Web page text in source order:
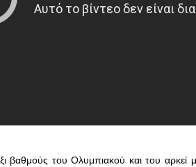
βαθμούς του Ολυμπιακού και του αρκεί